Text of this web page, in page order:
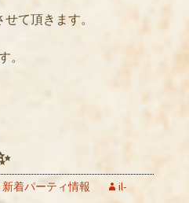
て頂きます。
。
新着パーティ情報
il-